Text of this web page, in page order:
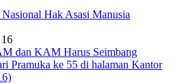
dan KAM Harus Seimbang